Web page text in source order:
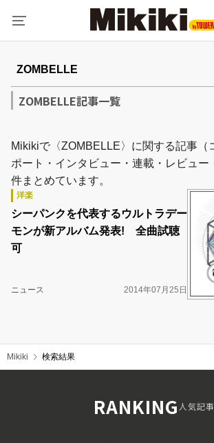
ZOMBELLE記事一覧
Mikikiで〈ZOMBELLE〉に関する記事（
ポート・インタビュー・連載・レビュー
件まとめています。
洋楽
シーパンクを代表するウルトラデー
モンが新アルバム発表! 全曲試聴
可
ニュース 2014年07月25日
Mikiki 検索結果
RANKING人気記事